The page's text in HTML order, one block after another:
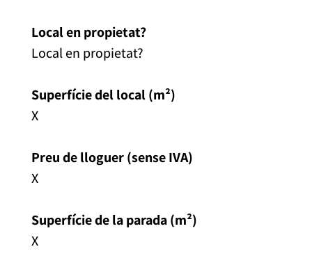
Local en propietat?
Local en propietat?
Superfície del local (m²)
X
Preu de lloguer (sense IVA)
X
Superfície de la parada (m²)
X